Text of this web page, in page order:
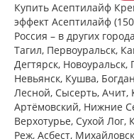
Купить Асептилайф
эффект Асептилайф
Россия – в других
Тагил, Первоуральск,
Дегтярск, Новоуральск,
Невьянск, Кушва,
Лесной, Сысерть, Ачит,
Артёмовский, Нижние
Верхотурье, Сухой Лог,
Реж, Асбест,